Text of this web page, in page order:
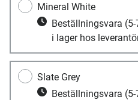
Mineral White
Beställningsvara
i lager hos
Slate Grey
Beställningsvara